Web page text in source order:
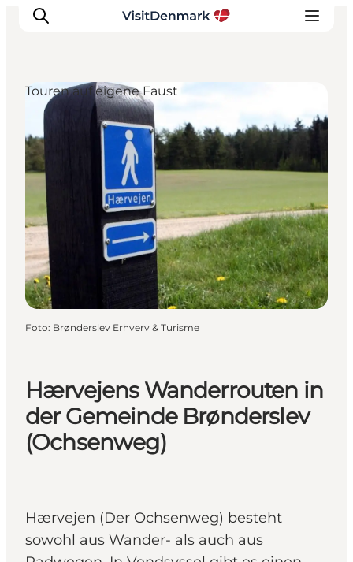
Inspiration
Regionen
Erlebnisse
Unterkünfte
Reiseplanung
Hærvejens Wanderrouten in
der Gemeinde Brønderslev
(Ochsenweg)
Hærvejen (Der Ochsenweg) besteht
sowohl aus Wander- als auch aus
Touren auf eigene Faust
Foto: Brønderslev Erhverv & Turisme